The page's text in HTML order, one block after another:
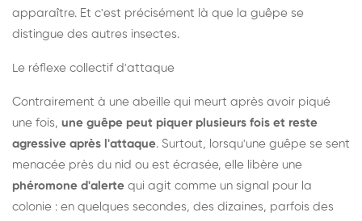
apparaître. Et c'est précisément là que la guêpe se
distingue des autres insectes.
Le réflexe collectif d'attaque
Contrairement à une abeille qui meurt après avoir piqué
une fois, une guêpe peut piquer plusieurs fois et reste
agressive après l'attaque. Surtout, lorsqu'une guêpe se sent
menacée près du nid ou est écrasée, elle libère une
phéromone d'alerte qui agit comme un signal pour la
colonie : en quelques secondes, des dizaines, parfois des